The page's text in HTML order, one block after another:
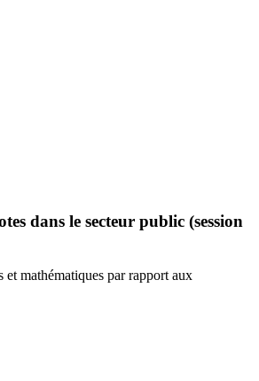
dans le secteur public (session
et mathématiques par rapport aux